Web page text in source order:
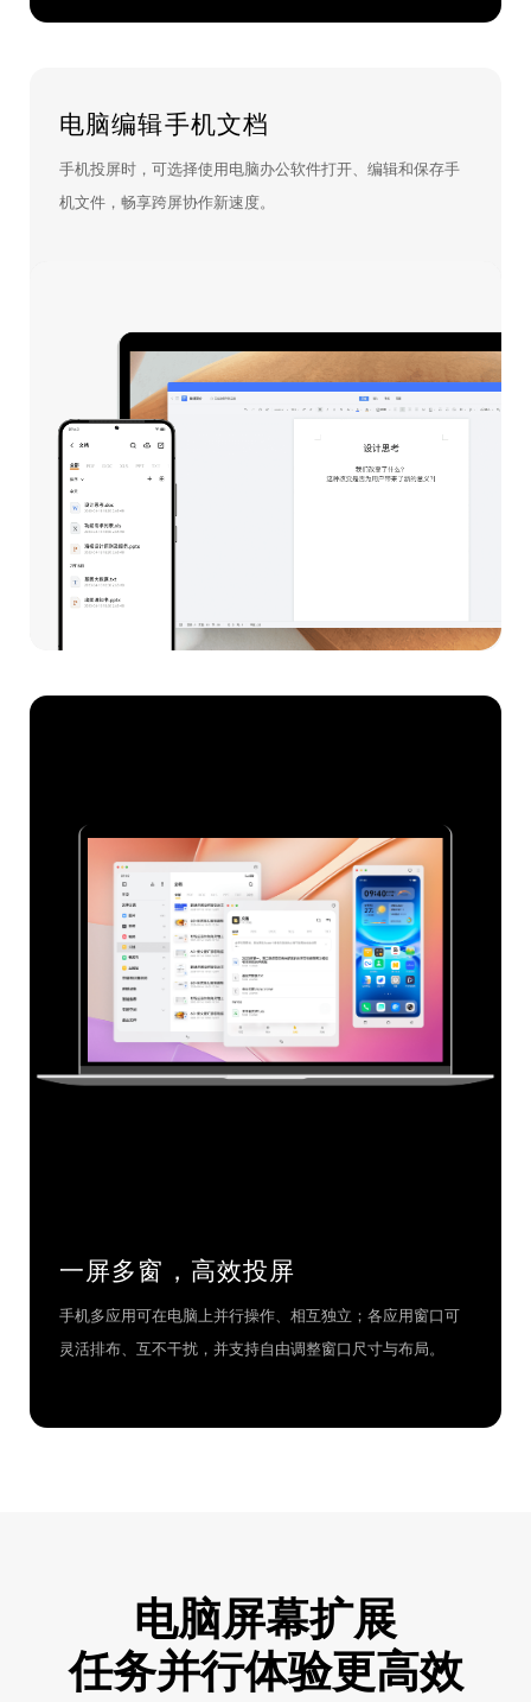
电脑编辑手机文档
手机投屏时，可选择使用电脑办公软件打开、编辑和保存手
机文件，畅享跨屏协作新速度。
一屏多窗，高效投屏
手机多应用可在电脑上并行操作、相互独立；各应用窗口可
灵活排布、互不干扰，并支持自由调整窗口尺寸与布局。
电脑屏幕扩展
任务并行体验更高效